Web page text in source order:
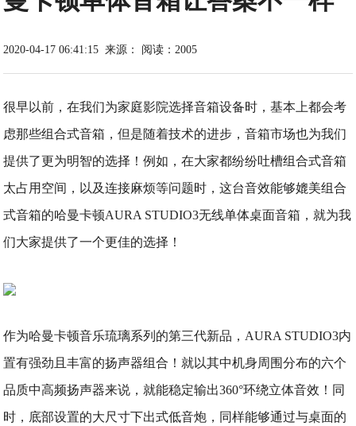
2020-04-17 06:41:15 来源： 阅读：2005
很早以前，在我们为家庭影院选择音箱设备时，基本上都会考
虑那些组合式音箱，但是随着技术的进步，音箱市场也为我们
提供了更为明智的选择！例如，在大家都纷纷吐槽组合式音箱
太占用空间，以及连接麻烦等问题时，这台音效能够媲美组合
式音箱的哈曼卡顿AURA STUDIO3无线单体桌面音箱，就为我
们大家提供了一个更佳的选择！
作为哈曼卡顿音乐琉璃系列的第三代新品，AURA STUDIO3内
置有强劲且丰富的扬声器组合！就以其中机身周围分布的六个
品质中高频扬声器来说，就能稳定输出360°环绕立体音效！同
时，底部设置的大尺寸下出式低音炮，同样能够通过与桌面的